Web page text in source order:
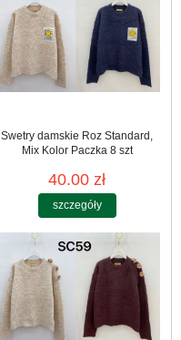
Swetry damskie Roz Standard,
Mix Kolor Paczka 8 szt
40.00 zł
szczegóły